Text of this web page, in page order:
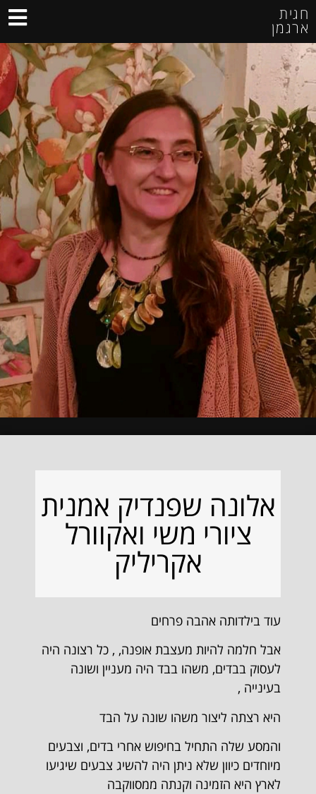
חגית
ארגמן
אלונה שפנדיק אמנית
ציורי משי ואקוורל
אקריליק
עוד בילדותה אהבה פרחים
אבל חלמה להיות מעצבת אופנה, , כל רצונה היה
לעסוק בבדים, משהו בבד היה מעניין ושונה
בעינייה ,
היא רצתה ליצור משהו שונה על הבד
והמסע שלה התחיל בחיפוש אחרי בדים, וצבעים
מיוחדים כיוון שלא ניתן היה להשיג צבעים שיגיעו
לארץ היא הזמינה וקנתה ממסווקבה